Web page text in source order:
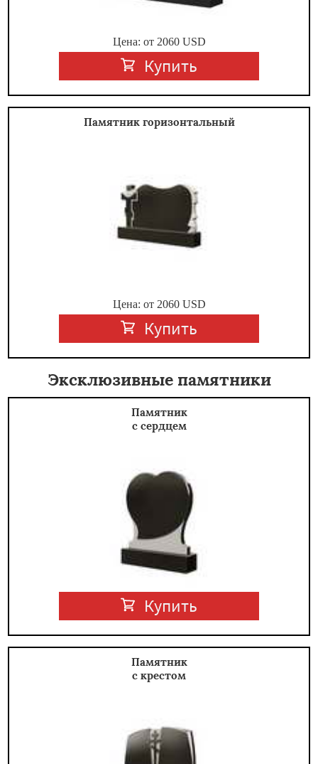
Цена: от 2060USD
Купить
Памятник горизонтальный
Цена: от 2060USD
Купить
Эксклюзивные памятники
Памятник
с сердцем
Купить
Памятник
с крестом